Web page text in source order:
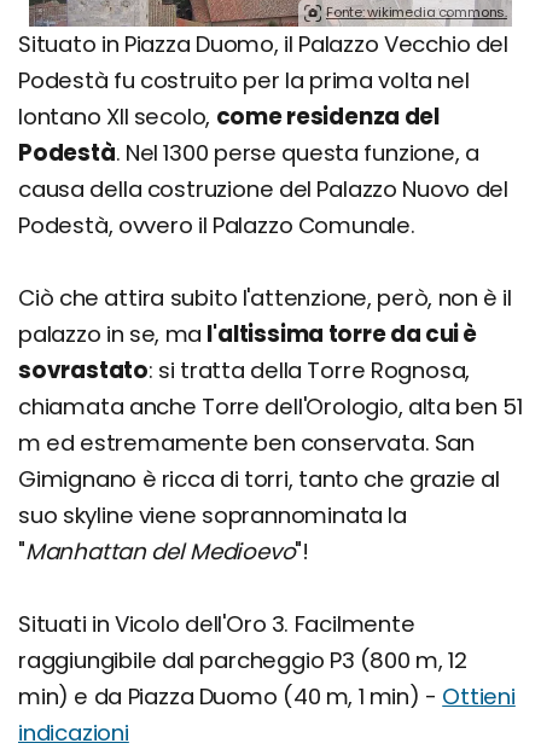
Fonte: wikimedia commons.
Situato in Piazza Duomo, il Palazzo Vecchio del
Podestà fu costruito per la prima volta nel
lontano XII secolo, come residenza del
Podestà. Nel 1300 perse questa funzione, a
causa della costruzione del Palazzo Nuovo del
Podestà, ovvero il Palazzo Comunale.
Ciò che attira subito l'attenzione, però, non è il
palazzo in se, ma l'altissima torre da cui è
sovrastato: si tratta della Torre Rognosa,
chiamata anche Torre dell'Orologio, alta ben 51
m ed estremamente ben conservata. San
Gimignano è ricca di torri, tanto che grazie al
suo skyline viene soprannominata la
"Manhattan del Medioevo"!
Situati in Vicolo dell'Oro 3. Facilmente
raggiungibile dal parcheggio P3 (800 m, 12
min) e da Piazza Duomo (40 m, 1 min) - Ottieni
indicazioni